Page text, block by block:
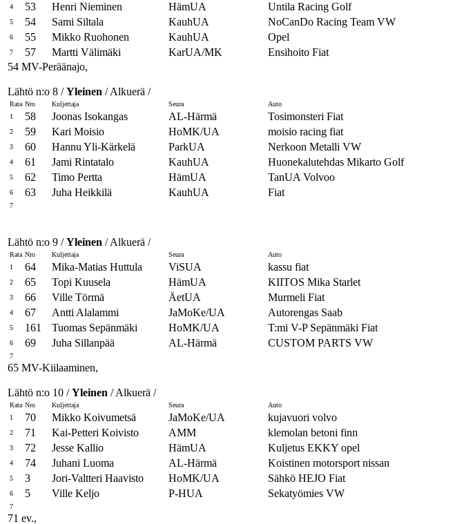
4 53 Henri Nieminen HämUA Untila Racing Golf
5 54 Sami Siltala KauhUA NoCanDo Racing Team VW
6 55 Mikko Ruohonen KauhUA Opel
7 57 Martti Välimäki KarUA/MK Ensihoito Fiat
54 MV-Peräänajo,
Lähtö n:o 8 /Yleinen / Alkuerä /
Rata Nro Kuljettaja Seura Auto
1
58 Joonas Isokangas AL-Härmä Tosimonsteri Fiat
2 59 Kari Moisio HoMK/UA moisio racing fiat
3 60 Hannu Yli-Kärkelä ParkUA Nerkoon Metalli VW
4 61 Jami Rintatalo KauhUA Huonekalutehdas Mikarto Golf
5 62 Timo Pertta HämUA TanUA Volvoo
6 63 Juha Heikkilä KauhUA Fiat
7
Lähtö n:o 9 /Yleinen / Alkuerä /
Rata Nro Kuljettaja Seura Auto
1
64 Mika-Matias Huttula ViSUA kassu fiat
2 65 Topi Kuusela HämUA KIITOS Mika Starlet
3 66 Ville Törmä ÄetUA Murmeli Fiat
4 67 Antti Alalammi JaMoKe/UA Autorengas Saab
5 161 Tuomas Sepänmäki HoMK/UA T:mi V-P Sepänmäki Fiat
6 69 Juha Sillanpää AL-Härmä CUSTOM PARTS VW
7
65 MV-Kiilaaminen,
Lähtö n:o 10 /Yleinen / Alkuerä /
Rata Nro Kuljettaja Seura Auto
1
70 Mikko Koivumetsä JaMoKe/UA kujavuori volvo
2 71 Kai-Petteri Koivisto AMM klemolan betoni finn
3 72 Jesse Kallio HämUA Kuljetus EKKY opel
4 74 Juhani Luoma AL-Härmä Koistinen motorsport nissan
5 3 Jori-Valtteri Haavisto HoMK/UA Sähkö HEJO Fiat
6 5 Ville Keljo P-HUA Sekatyömies VW
7
71 ev.,